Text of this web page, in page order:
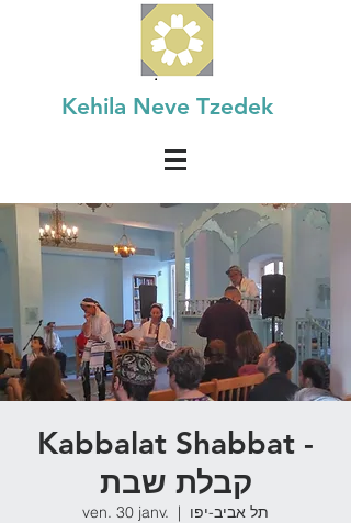
Kehila Neve Tzedek
Kabbalat Shabbat -
קבלת שבת
ven. 30 janv.
  |
תל אביב-יפו